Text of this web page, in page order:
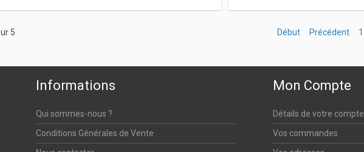
Début Précédent 1
5
Informations
Qui sommes-nous ?
Conditions Générales de Vente
Mon Compte
Détails de votre compte
Vos commandes